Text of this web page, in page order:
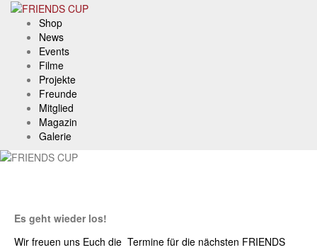
Skip
content
Shop
News
Events
Filme
Projekte
Freunde
Mitglied
Magazin
Galerie
Es geht wieder los!
Wir freuen uns Euch die Termine für die nächsten FRIENDS